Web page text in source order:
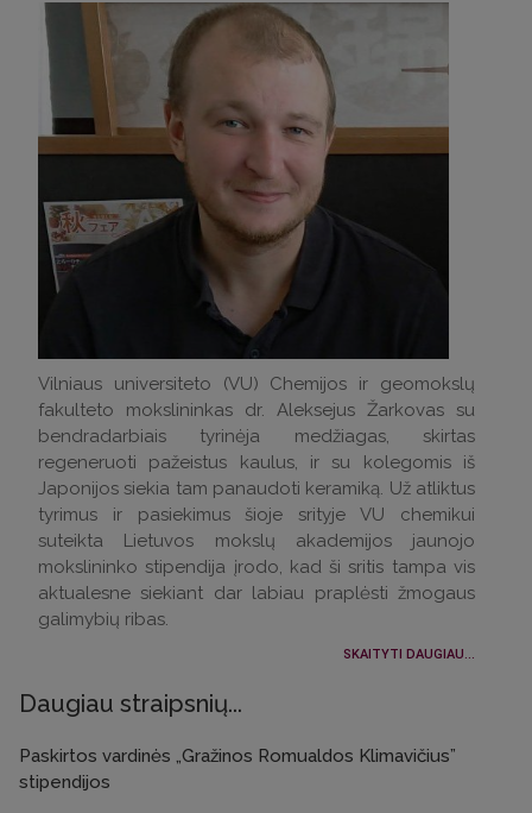
Vilniaus universiteto (VU) Chemijos ir geomokslų
fakulteto mokslininkas dr. Aleksejus Žarkovas su
bendradarbiais tyrinėja medžiagas, skirtas
regeneruoti pažeistus kaulus, ir su kolegomis iš
Japonijos siekia tam panaudoti keramiką. Už atliktus
tyrimus ir pasiekimus šioje srityje VU chemikui
suteikta Lietuvos mokslų akademijos jaunojo
mokslininko stipendija įrodo, kad ši sritis tampa vis
aktualesne siekiant dar labiau praplėsti žmogaus
galimybių ribas.
SKAITYTI DAUGIAU...
Daugiau straipsnių...
Paskirtos vardinės „Gražinos Romualdos Klimavičius”
stipendijos